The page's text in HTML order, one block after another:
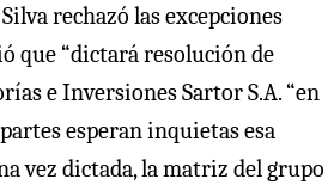
rechazó las excepciones
que “dictará resolución de
e Inversiones Sartor S.A. “en
esperan inquietas esa
vez dictada, la matriz del grupo